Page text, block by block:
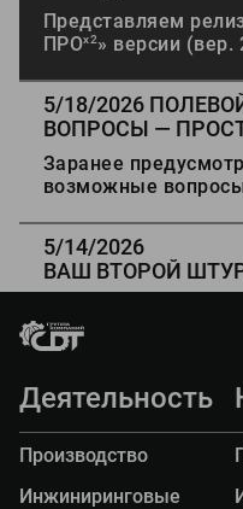
«ТРАССА-2»
Представляем
ПРОx2» версии
диагностики и
надёжность и
модернизировали
оптимизировали
комплексное
уверенно
полевом сезоне.
5/18/2026
ВОПРОСЫ —
Заранее
возможные
5/14/2026
ВАШ ВТОРОЙ
ВОДИТЕЛЯ» ОТ
созданное для
«Трасса-2».
Деятельность
Производство
Инжиниринговые